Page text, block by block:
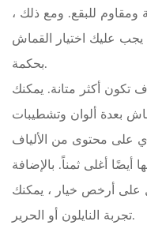
للبقع. ومع ذلك ،
عليك اختيار القماش
بحكمة.
تكون أكثر متانة. يمكنك
بعدة ألوان وتشطيبات
على محتوى من الألياف
أغلى ثمناً. بالإضافة
أرخص خيار ، يمكنك
تجربة النايلون أو الحرير.